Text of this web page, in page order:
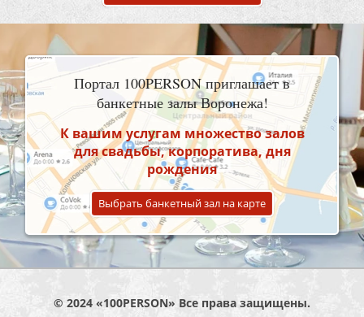
Портал 100PERSON приглашает в
банкетные залы Воронежа!
К вашим услугам множество залов
для свадьбы, корпоратива, дня
рождения
Выбрать банкетный зал на карте
© 2024 «100PERSON» Все права защищены.